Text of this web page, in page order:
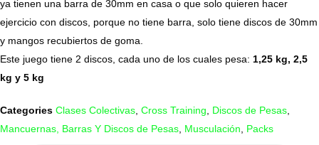
ya tienen una barra de 30mm en casa o que solo quieren hacer
ejercicio con discos, porque no tiene barra, solo tiene discos de 30mm
y mangos recubiertos de goma.
Este juego tiene 2 discos, cada uno de los cuales pesa: 1,25 kg, 2,5
kg y 5 kg
Categories Clases Colectivas, Cross Training, Discos de Pesas,
Mancuernas, Barras Y Discos de Pesas, Musculación, Packs